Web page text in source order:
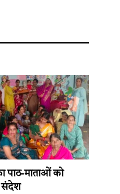
पाठ-माताओं को
संदेश